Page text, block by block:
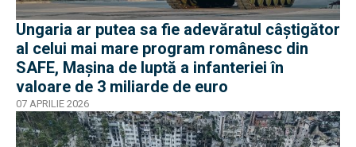
Ungaria ar putea sa fie adevăratul câștigător
al celui mai mare program românesc din
SAFE, Mașina de luptă a infanteriei în
valoare de 3 miliarde de euro
07 APRILIE 2026